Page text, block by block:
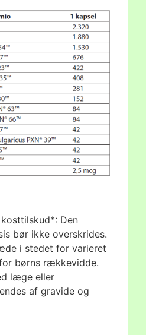
Den
bør ikke overskrides.
i stedet for varieret
børns rækkevidde.
læge eller
af gravide og